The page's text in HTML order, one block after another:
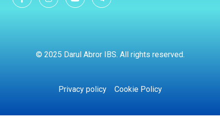
© 2025 Darul Abror IBS. All rights reserved.
Privacy policy Cookie Policy